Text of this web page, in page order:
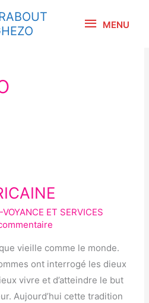
MENU
ET SERVICES
vieille comme le monde.
ont interrogé les dieux
vivre et d’atteindre le but
Aujourd’hui cette tradition